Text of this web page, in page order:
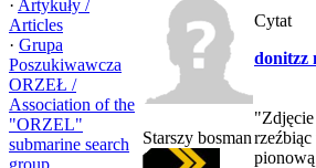
· Artykuły /
Articles
· Grupa
Poszukiwawcza
ORZEŁ /
Association of the
"ORZEL"
submarine search
group
Starszy bosman
Cytat
donitzz
"Zdjęcie